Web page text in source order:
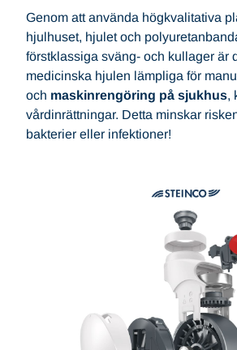
Genom att använda högkvalitativa
hjulhuset, hjulet och
förstklassiga sväng- och kullager är
medicinska hjulen lämpliga för
och maskinrengöring på sjukhus,
vårdinrättningar. Detta minskar
bakterier eller infektioner!